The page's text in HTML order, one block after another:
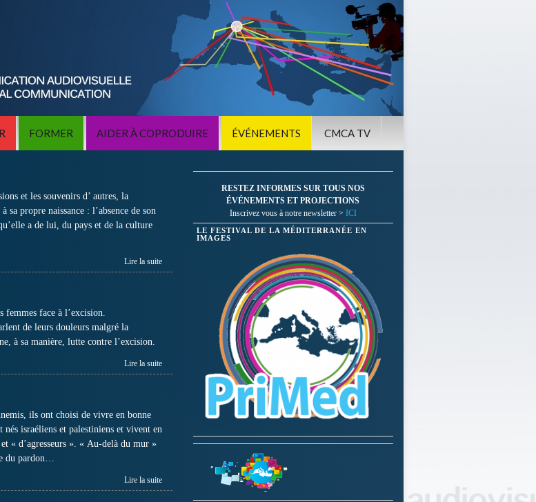
FORMER AIDER À COPRODUIRE ÉVÉNEMENTS CMCA TV
et les souvenirs d’ autres, la
sa propre naissance : l’absence de son
a de lui, du pays et de la culture
Lire la suite
femmes face à l’excision.
de leurs douleurs malgré la
à sa manière, lutte contre l’excision.
Lire la suite
ils ont choisi de vivre en bonne
israéliens et palestiniens et vivent en
« d’agresseurs ». « Au-delà du mur »
du pardon…
Lire la suite
RESTEZ INFORMES SUR TOUS NOS
ÉVÉNEMENTS ET PROJECTIONS
Inscrivez vous à notre newsletter > ICI
LE FESTIVAL DE LA MÉDITERRANÉE EN
IMAGES